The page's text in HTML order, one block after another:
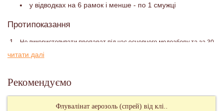
у відводках на 6 рамок і менше - по 1 смужці
Протипоказання
Не використовувати препарат під час основного медозбору та за 30
діб до його початку.
читати далі
Рекомендуємо
Флувалінат аерозоль (спрей) від клі..